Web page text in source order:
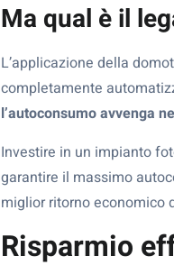
Ma qual è il
L’applicazione della
completamente
l’autoconsumo avvenga
Investire in un impianto
garantire il massimo
miglior ritorno economico
Risparmio